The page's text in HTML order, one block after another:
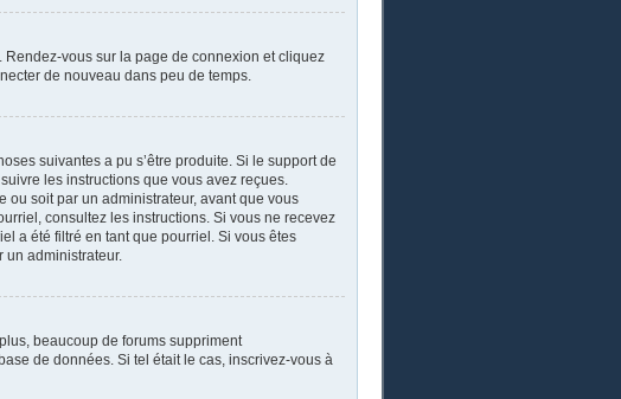
vous sur la page de connexion et cliquez
de nouveau dans peu de temps.
suivantes a pu s’être produite. Si le support de
les instructions que vous avez reçues.
soit par un administrateur, avant que vous
consultez les instructions. Si vous ne recevez
a été filtré en tant que pourriel. Si vous êtes
un administrateur.
beaucoup de forums suppriment
de données. Si tel était le cas, inscrivez-vous à